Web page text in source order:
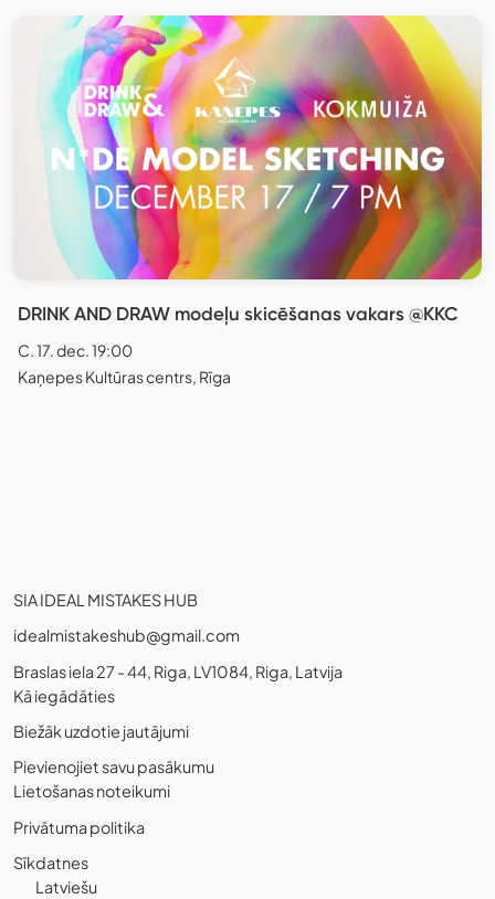
DRINK AND DRAW modeļu skicēšanas vakars @KKC
C. 17. dec. 19:00
Kaņepes Kultūras centrs, Rīga
SIA IDEAL MISTAKES HUB
idealmistakeshub@gmail.com
Braslas iela 27 - 44, Riga, LV1084, Riga, Latvija
Kā iegādāties
Biežāk uzdotie jautājumi
Pievienojiet savu pasākumu
Lietošanas noteikumi
Privātuma politika
Sīkdatnes
Latviešu